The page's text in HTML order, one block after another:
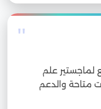
"
علم
متاحة والدعم